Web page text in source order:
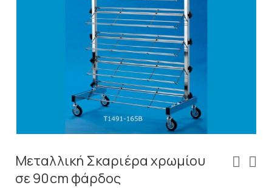
Μεταλλική Σκαριέρα χρωμίου
σε 90cm φάρδος